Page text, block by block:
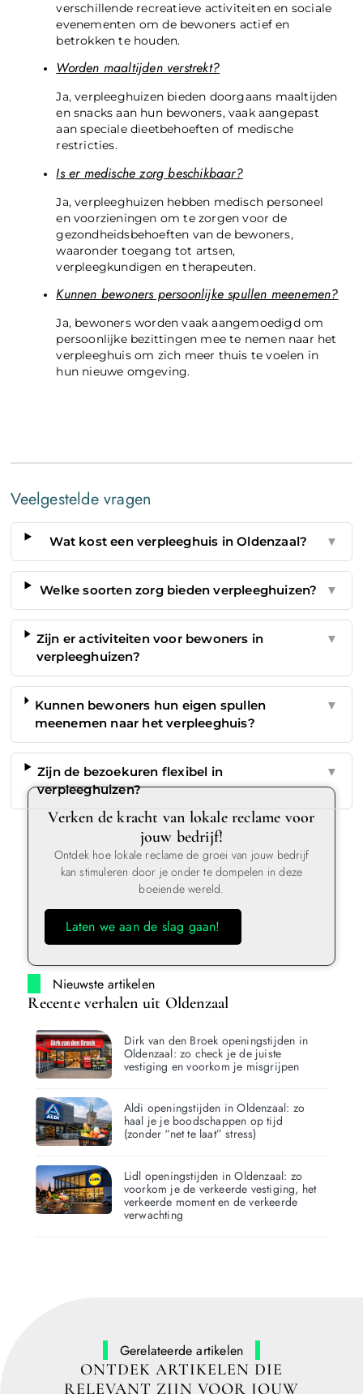
verschillende recreatieve activiteiten en sociale
evenementen om de bewoners actief en
betrokken te houden.
Worden maaltijden verstrekt?
Ja, verpleeghuizen bieden doorgaans maaltijden
en snacks aan hun bewoners, vaak aangepast
aan speciale dieetbehoeften of medische
restricties.
Is er medische zorg beschikbaar?
Ja, verpleeghuizen hebben medisch personeel
en voorzieningen om te zorgen voor de
gezondheidsbehoeften van de bewoners,
waaronder toegang tot artsen,
verpleegkundigen en therapeuten.
Kunnen bewoners persoonlijke spullen meenemen?
Ja, bewoners worden vaak aangemoedigd om
persoonlijke bezittingen mee te nemen naar het
verpleeghuis om zich meer thuis te voelen in
hun nieuwe omgeving.
Veelgestelde vragen
Wat kost een verpleeghuis in Oldenzaal? ▼
Welke soorten zorg bieden verpleeghuizen? ▼
Zijn er activiteiten voor bewoners in
verpleeghuizen?
▼
Kunnen bewoners hun eigen spullen
meenemen naar het verpleeghuis?
▼
Zijn de bezoekuren flexibel in
verpleeghuizen?
▼
Verken de kracht van lokale reclame voor
jouw bedrijf!
Ontdek hoe lokale reclame de groei van jouw bedrijf
kan stimuleren door je onder te dompelen in deze
boeiende wereld.
Laten we aan de slag gaan!
Nieuwste artikelen
Recente verhalen uit Oldenzaal
Dirk van den Broek openingstijden in
Oldenzaal: zo check je de juiste
vestiging en voorkom je misgrijpen
Aldi openingstijden in Oldenzaal: zo
haal je je boodschappen op tijd
(zonder “net te laat” stress)
Lidl openingstijden in Oldenzaal: zo
voorkom je de verkeerde vestiging, het
verkeerde moment en de verkeerde
verwachting
Gerelateerde artikelen
ONTDEK ARTIKELEN DIE
RELEVANT ZIJN VOOR JOUW